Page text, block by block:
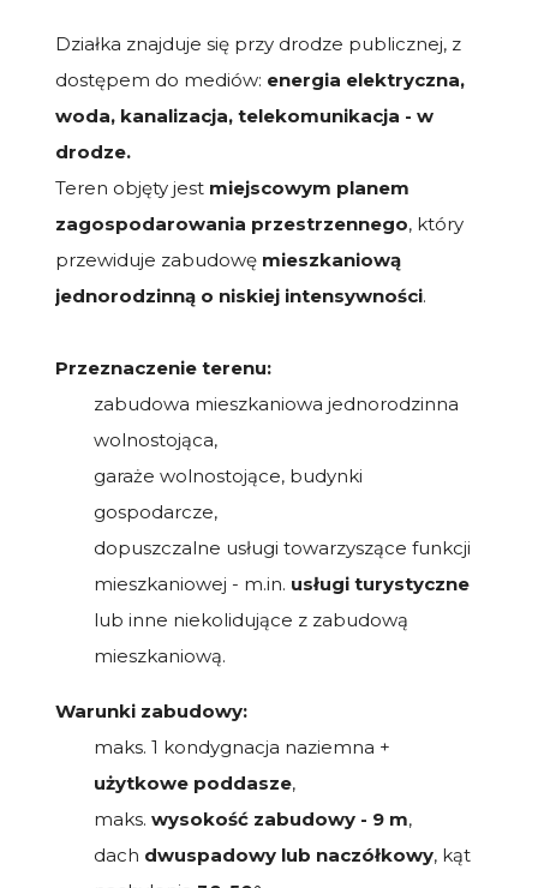
Działka znajduje się przy drodze publicznej, z
dostępem do mediów: energia elektryczna,
woda, kanalizacja, telekomunikacja - w
drodze.
Teren objęty jest miejscowym planem
zagospodarowania przestrzennego, który
przewiduje zabudowę mieszkaniową
jednorodzinną o niskiej intensywności.
Przeznaczenie terenu:
zabudowa mieszkaniowa jednorodzinna
wolnostojąca,
garaże wolnostojące, budynki
gospodarcze,
dopuszczalne usługi towarzyszące funkcji
mieszkaniowej - m.in. usługi turystyczne
lub inne niekolidujące z zabudową
mieszkaniową.
Warunki zabudowy:
maks. 1 kondygnacja naziemna +
użytkowe poddasze,
maks. wysokość zabudowy - 9 m,
dach dwuspadowy lub naczółkowy, kąt